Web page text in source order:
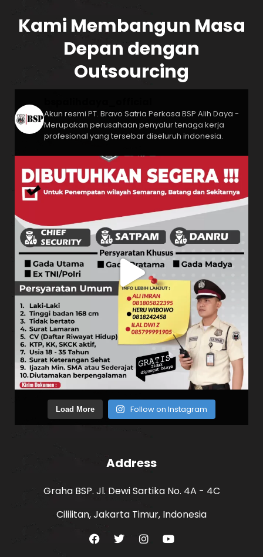
Kami Membangun Masa
Depan dengan
Outsourcing
Akun resmi PT. Bravo Satria Perkasa BSP Alih Daya -
Merupakan perusahaan penyalur tenaga kerja
profesional yang tersebar diseluruh indonesia.
Load More Follow on Instagram
Address
Graha BSP. Jl. Dewi Sartika No. 4A - 4C
Cililitan, Jakarta Timur, Indonesia